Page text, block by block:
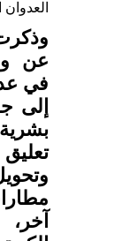
العدوان
عن
في
إلى
آخر،